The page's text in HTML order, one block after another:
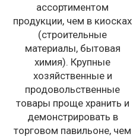
ассортиментом
продукции, чем в киосках
(строительные
материалы, бытовая
химия). Крупные
хозяйственные и
продовольственные
товары проще хранить и
демонстрировать в
торговом павильоне, чем